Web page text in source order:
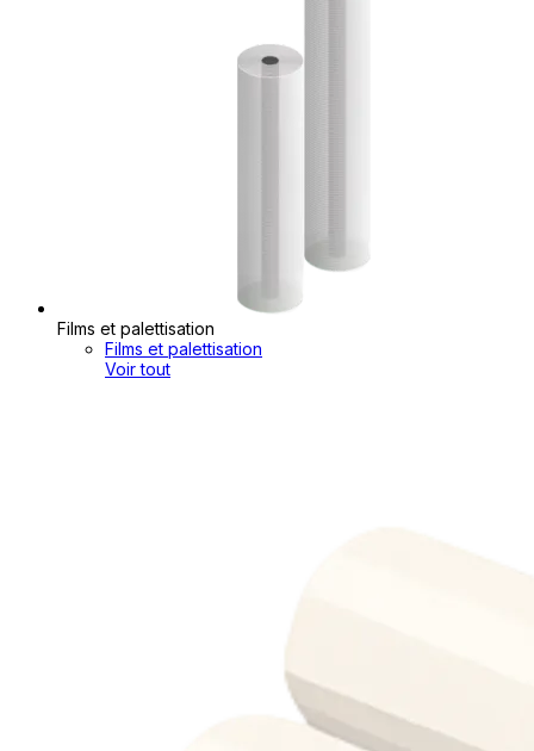
Films et palettisation
Films et palettisation
Voir tout